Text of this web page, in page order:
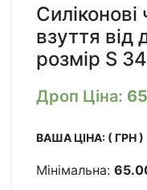
взуття від
розмір S
Дроп Ціна:
ВАША ЦІНА: ( ГРН )
Мінімальна: